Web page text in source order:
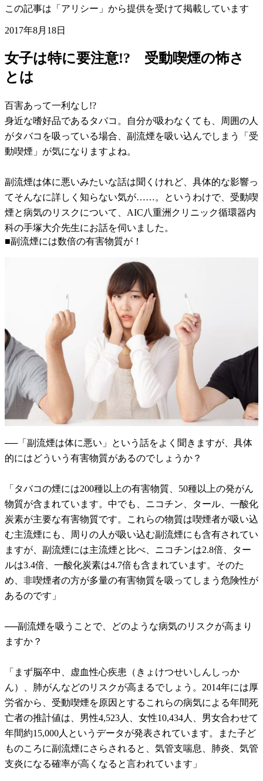
この記事は「アリシー」から提供を受けて掲載しています
2017年8月18日
女子は特に要注意!? 受動喫煙の怖さ
とは
百害あって一利なし!?
身近な嗜好品であるタバコ。自分が吸わなくても、周囲の人
がタバコを吸っている場合、副流煙を吸い込んでしまう「受
動喫煙」が気になりますよね。
副流煙は体に悪いみたいな話は聞くけれど、具体的な影響っ
てそんなに詳しく知らない気が……。というわけで、受動喫
煙と病気のリスクについて、AIC八重洲クリニック循環器内
科の手塚大介先生にお話を伺いました。
■副流煙には数倍の有害物質が！
──「副流煙は体に悪い」という話をよく聞きますが、具体
的にはどういう有害物質があるのでしょうか？
「タバコの煙には200種以上の有害物質、50種以上の発がん
物質が含まれています。中でも、ニコチン、タール、一酸化
炭素が主要な有害物質です。これらの物質は喫煙者が吸い込
む主流煙にも、周りの人が吸い込む副流煙にも含有されてい
ますが、副流煙には主流煙と比べ、ニコチンは2.8倍、ター
ルは3.4倍、一酸化炭素は4.7倍も含まれています。そのた
め、非喫煙者の方が多量の有害物質を吸ってしまう危険性が
あるのです」
──副流煙を吸うことで、どのような病気のリスクが高まり
ますか？
「まず脳卒中、虚血性心疾患（きょけつせいしんしっか
ん）、肺がんなどのリスクが高まるでしょう。2014年には厚
労省から、受動喫煙を原因とするこれらの病気による年間死
亡者の推計値は、男性4,523人、女性10,434人、男女合わせて
年間約15,000人というデータが発表されています。また子ど
ものころに副流煙にさらされると、気管支喘息、肺炎、気管
支炎になる確率が高くなると言われています」